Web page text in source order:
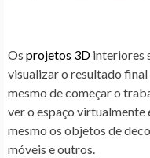
Os projetos 3D interiores
visualizar o resultado
mesmo de começar o
ver o espaço virtualmente
mesmo os objetos de
móveis e outros.